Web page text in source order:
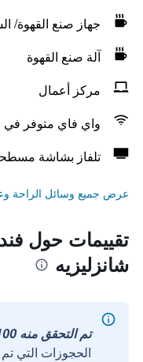
جهاز صنع القهوة/
آلة صنع القهوة
مركز أعمال
واي فاي متوفر في
تلفاز بشاشة
عرض جميع وسائل الراحة
تقييمات حول
شانزليزيه
تم التحقق منه 100%
الحجوزات التي